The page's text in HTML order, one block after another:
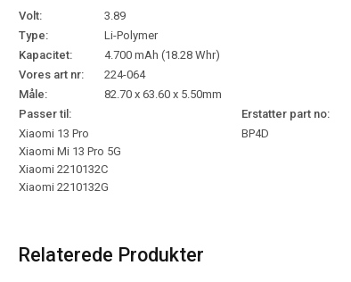
Volt:
3.89
Type:
Li-Polymer
Kapacitet:
4.700 mAh (18.28 Whr)
Vores art nr:
224-064
Måle:
82.70 x 63.60 x 5.50mm
Passer til:
Erstatter part no:
Xiaomi 13 Pro
Xiaomi Mi 13 Pro 5G
Xiaomi 2210132C
Xiaomi 2210132G
BP4D
Relaterede Produkter